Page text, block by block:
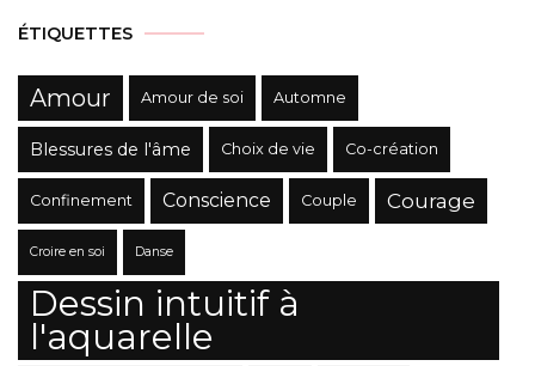
ÉTIQUETTES
Amour Amour de soi Automne
Blessures de l'âme Choix de vie Co-création
Confinement Conscience Couple Courage
Croire en soi Danse
Dessin intuitif à
l'aquarelle